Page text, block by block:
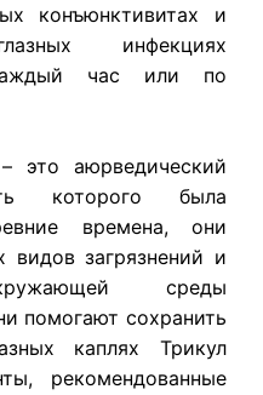
конъюнктивитах и
инфекциях
час или по
это аюрведический
которого была
времена, они
загрязнений и
среды
помогают сохранить
каплях Трикул
рекомендованные